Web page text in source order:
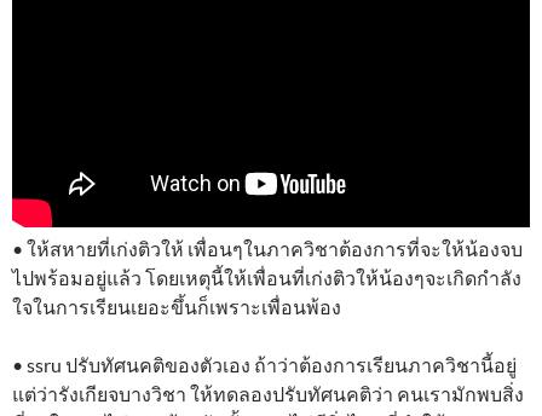
• ให้สหายที่เก่งติวให้ เพื่อนๆในภาควิชาต้องการที่จะให้น้องจบ
ไปพร้อมอยู่แล้ว โดยเหตุนี้ให้เพื่อนที่เก่งติวให้น้องๆจะเกิดกำลัง
ใจในการเรียนเยอะขึ้นก็เพราะเพื่อนพ้อง
• ssru ปรับทัศนคติของตัวเอง ถ้าว่าต้องการเรียนภาควิชานี้อยู่
แต่ว่ารังเกียจบางวิชา ให้ทดลองปรับทัศนคติว่า คนเรามักพบสิ่ง